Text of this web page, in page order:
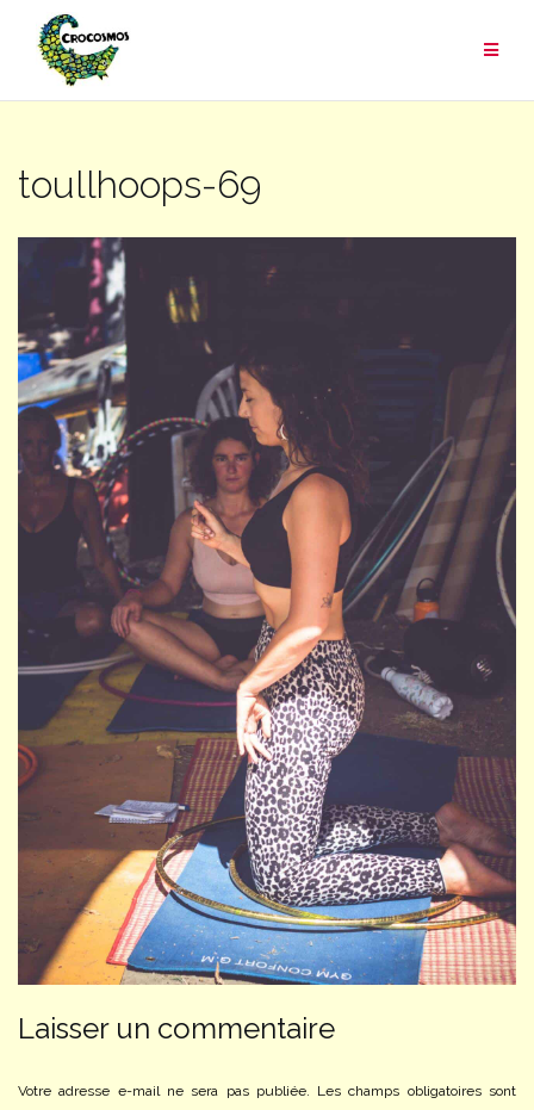
contenu
toullhoops-69
Laisser un commentaire
Votre adresse e-mail ne sera pas publiée. Les champs obligatoires sont